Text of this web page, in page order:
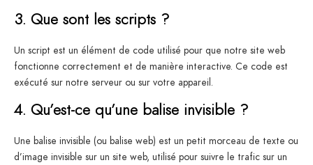
3. Que sont les scripts ?
Un script est un élément de code utilisé pour que notre site web
fonctionne correctement et de manière interactive. Ce code est
exécuté sur notre serveur ou sur votre appareil.
4. Qu’est-ce qu’une balise invisible ?
Une balise invisible (ou balise web) est un petit morceau de texte ou
d’image invisible sur un site web, utilisé pour suivre le trafic sur un